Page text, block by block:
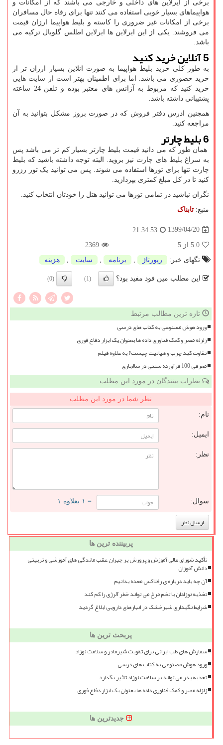
برخی از ایرلاین های داخلی و خارجی می باشند که از امکانات و
هواپیماهای بسیار خوبی استفاده می کنند تنها برای رفاه حال مسافران
برخی از امکانات غیر ضروری را کاسته و بلیط هواپیما ارزان قیمت
می فروشند. یکی از این ایرلاین ها ایرلاین اطلس گلوبال ترکیه می
باشد.
5 آنلاین خرید کنید
به طور کلی خرید بلیط هواپیما به صورت انلاین بسیار ارزان تر از
خرید حضوری می باشد. اما برای اطمینان بهتر است از سایت هایی
خرید کنید که مربوط به آژانس های معتبر بوده و تلفن 24 ساعته
پشتیبانی داشته باشد.
همچنین ادرس دفتر فروش که در صورت بروز مشکل بتوانید به آن
مراجعه کنید.
6 بلیط چارتر
همان طور که می دانید قیمت بلیط چارتر بسیار کم تر می باشد پس
به سراغ بلیط های چارت نیز بروید. البته توجه داشته باشید که بلیط
چارت تنها برای تورها استفاده می شوند. پس می توانید یک تور رزرو
کنید تا در کل مبلغ کمتری بپردازید.
نگران نباشید در تمامی تورها می توانید هتل را خودتان انتخاب کنید.
منبع: تابناک
1399/04/20
21:34:53
5.0 از 5
2369
تگهای خبر:
رپورتاژ برنامه سایت هزینه
این مطلب مین فود مفید بود؟ (1)
(0)
تازه ترین مطالب مرتبط
ورود هوش مصنوعی به کتاب های درسی
زلزله مصر و کمک فناوری داده ها بعنوان یک ابزار دفاع فوری
تفاوت کبد چرب و هپاتیت چیست؟ به علاوه فیلم
معرفی 100 فرآورده سنتی در سالجاری
نظرات بینندگان در مورد این مطلب
نظر شما در مورد این مطلب
نام:
ایمیل:
نظر:
سوال: = ۱ بعلاوه ۱
پربیننده ترین ها
تأکید شورای عالی آموزش و پرورش بر جبران عقب ماندگی های آموزشی و تربیتی
دانش آموزان
آن چه باید درباره ی رفلاکس معده بدانیم
تغذیه نوزادان با تخم مرغ می تواند خطر آلرژی را کم کند
شرایط نگهداری شیرخشک در انبارهای دارویی ابلاغ گردید
پربحث ترین ها
سفارش های طب ایرانی برای تقویت شیرمادر و سلامت نوزاد
ورود هوش مصنوعی به کتاب های درسی
تغذیه پدر می تواند بر سلامت نوزاد تاثیر بگذارد
زلزله مصر و کمک فناوری داده ها بعنوان یک ابزار دفاع فوری
جدیدترین ها